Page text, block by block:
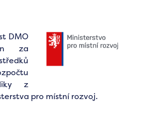
DMO
za
z
pro místní rozvoj.